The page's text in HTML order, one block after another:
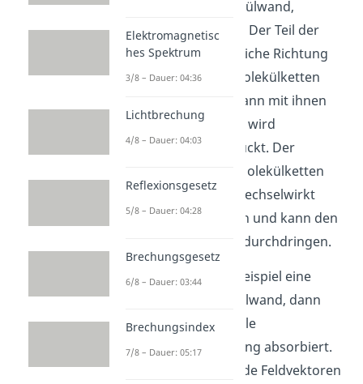
Welle auf die Molekülwand,
passiert Folgendes: Der Teil der
Welle, der in die gleiche Richtung
schwingt wie die Molekülketten
angeordnet sind, kann mit ihnen
wechselwirken und wird
sozusagen verschluckt. Der
senkrecht zu den Molekülketten
schwingende Teil wechselwirkt
aber nicht mit ihnen und kann den
Filter dann einfach durchdringen.
Hast du also zum Beispiel eine
horizontale Molekülwand, dann
wird eine horizontale
Schwingungsrichtung absorbiert.
Vertikal schwingende Feldvektoren
Elektromagnetisc
hes Spektrum
3/8 – Dauer: 04:36
Lichtbrechung
4/8 – Dauer: 04:03
Reflexionsgesetz
5/8 – Dauer: 04:28
Brechungsgesetz
6/8 – Dauer: 03:44
Brechungsindex
7/8 – Dauer: 05:17